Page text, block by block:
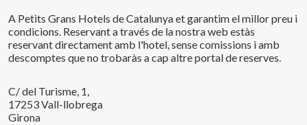
A Petits Grans Hotels de Catalunya et garantim el millor preu i
condicions. Reservant a través de la nostra web estàs
reservant directament amb l'hotel, sense comissions i amb
descomptes que no trobaràs a cap altre portal de reserves.
C/ del Turisme, 1,
17253 Vall-llobrega
Girona